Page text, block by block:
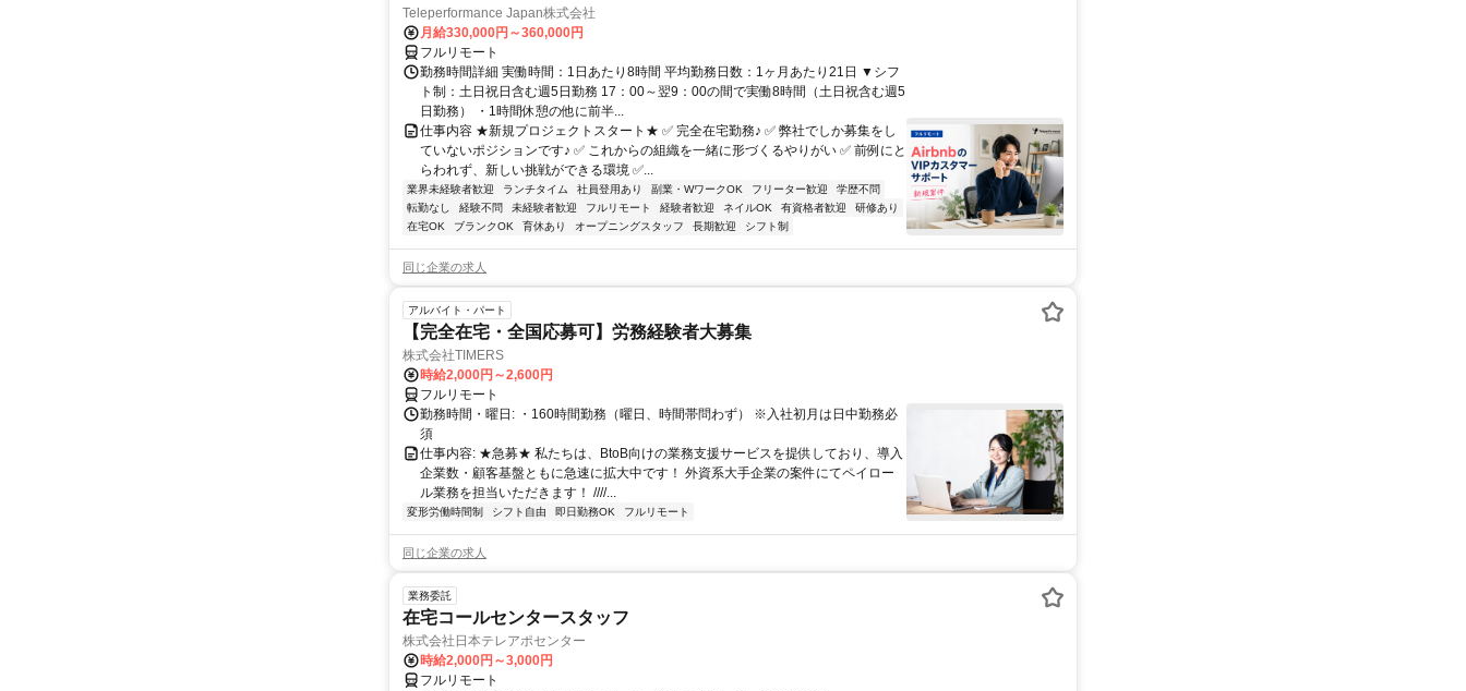
Teleperformance Japan株式会社
月給330,000円～360,000円
フルリモート
勤務時間詳細 実働時間：1日あたり8時間 平均勤務日数：1ヶ月あたり21日 ▼シフ
ト制：土日祝日含む週5日勤務 17：00～翌9：00の間で実働8時間（土日祝含む週5
日勤務） ・1時間休憩の他に前半...
仕事内容 ★新規プロジェクトスタート★ ✅ 完全在宅勤務♪ ✅ 弊社でしか募集をし
ていないポジションです♪ ✅ これからの組織を一緒に形づくるやりがい ✅ 前例にと
らわれず、新しい挑戦ができる環境 ✅...
業界未経験者歓迎 ランチタイム 社員登用あり 副業・WワークOK フリーター歓迎
学歴不問
転勤なし
経験不問 未経験者歓迎 フルリモート 経験者歓迎 ネイルOK 有資格者歓迎
研修あり
在宅OK
ブランクOK 育休あり オープニングスタッフ 長期歓迎 シフト制
同じ企業の求人
アルバイト・パート
【完全在宅・全国応募可】労務経験者大募集
株式会社TIMERS
時給2,000円～2,600円
フルリモート
勤務時間・曜日: ・160時間勤務（曜日、時間帯問わず） ※入社初月は日中勤務必
須
仕事内容: ★急募★ 私たちは、BtoB向けの業務支援サービスを提供しており、導入
企業数・顧客基盤ともに急速に拡大中です！ 外資系大手企業の案件にてペイロー
ル業務を担当いただきます！ ////...
変形労働時間制 シフト自由 即日勤務OK フルリモート
同じ企業の求人
業務委託
在宅コールセンタースタッフ
株式会社日本テレアポセンター
時給2,000円～3,000円
フルリモート